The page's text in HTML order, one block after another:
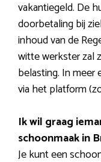
vakantiegeld. De
doorbetaling bij
inhoud van de
witte werkster zal
belasting. In meer
via het platform
Ik wil graag
schoonmaak in
Je kunt een